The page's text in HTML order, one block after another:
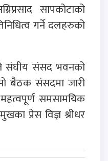
सापकोटाको
गर्ने दलहरुको
संघीय संसद भवनको
बैठक संसदमा जारी
समसामयिक
प्रेस विज्ञ श्रीधर